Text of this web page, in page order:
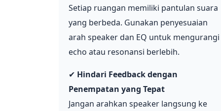
Setiap ruangan memiliki pantulan suara
yang berbeda. Gunakan penyesuaian
arah speaker dan EQ untuk mengurangi
echo atau resonansi berlebih.
✔ Hindari Feedback dengan
Penempatan yang Tepat
Jangan arahkan speaker langsung ke